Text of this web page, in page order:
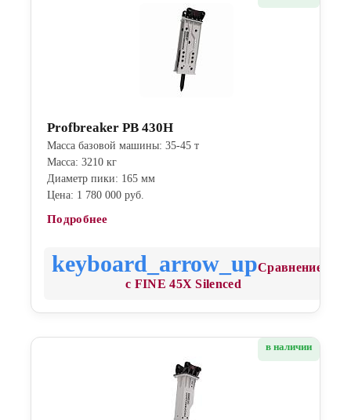
Profbreaker PB 430H
Масса базовой машины: 35-45 т
Масса: 3210 кг
Диаметр пики: 165 мм
Цена: 1 780 000 руб.
Подробнее
Сравнение
с FINE 45X Silenced
в наличии